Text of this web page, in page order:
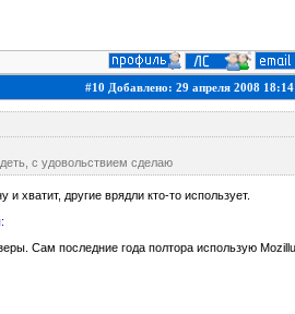
#10 Добавлено: 29 апреля 2008 18:14
с удовольствием сделаю
хватит, другие врядли кто-то использует.
Сам последние года полтора использую